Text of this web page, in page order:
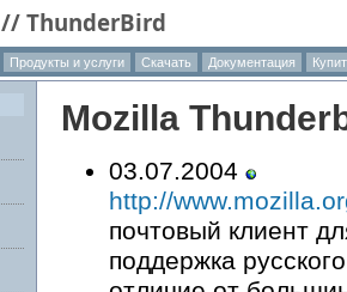
// ThunderBird
Продукты и услуги Скачать Документация
Mozilla
03.07.2004
http://
почтовый клиент
поддержка